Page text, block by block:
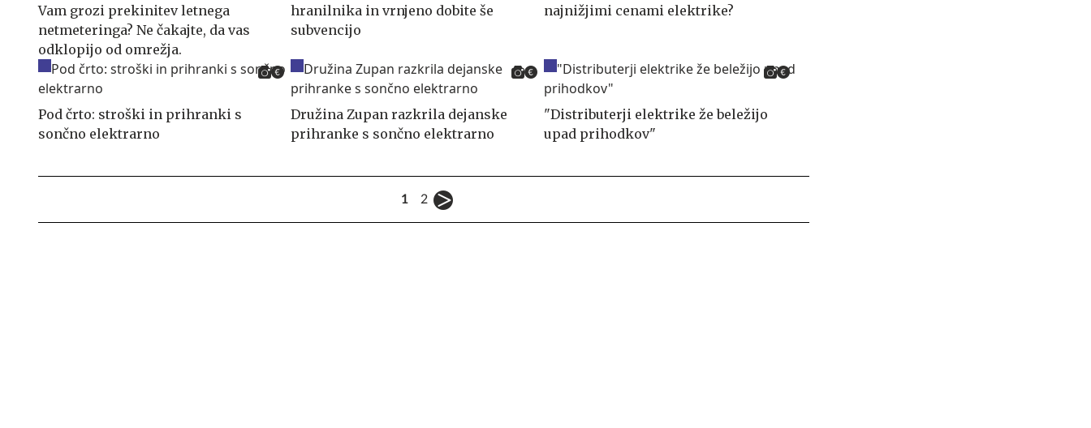
Vam grozi prekinitev letnega
netmeteringa? Ne čakajte, da vas
odklopijo od omrežja.
hranilnika in vrnjeno dobite še
subvencijo
najnižjimi cenami elektrike?
Pod črto: stroški in prihranki s
sončno elektrarno
Družina Zupan razkrila dejanske
prihranke s sončno elektrarno
"Distributerji elektrike že beležijo
upad prihodkov"
1 2